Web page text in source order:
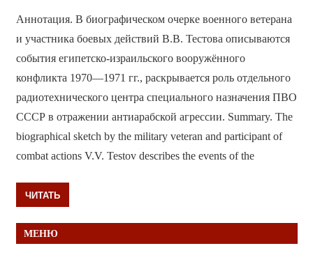
Аннотация. В биографическом очерке военного ветерана
и участника боевых действий В.В. Тестова описываются
события египетско-израильского вооружённого
конфликта 1970—1971 гг., раскрывается роль отдельного
радиотехнического центра специального назначения ПВО
СССР в отражении антиарабской агрессии. Summary. The
biographical sketch by the military veteran and participant of
combat actions V.V. Testov describes the events of the
ЧИТАТЬ
МЕНЮ